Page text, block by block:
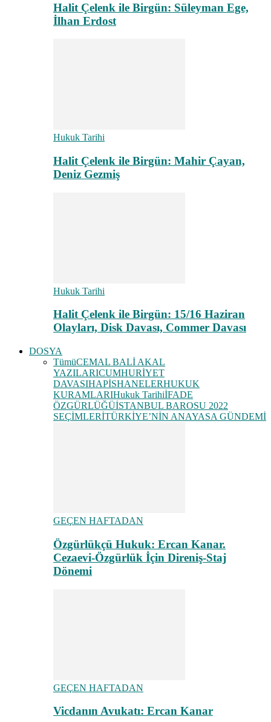
Halit Çelenk ile Birgün: Süleyman Ege,
İlhan Erdost
Hukuk Tarihi
Halit Çelenk ile Birgün: Mahir Çayan,
Deniz Gezmiş
Hukuk Tarihi
Halit Çelenk ile Birgün: 15/16 Haziran
Olayları, Disk Davası, Commer Davası
DOSYA
TümüCEMAL BALİ AKAL
YAZILARICUMHURİYET
DAVASIHAPİSHANELERHUKUK
KURAMLARIHukuk TarihiİFADE
ÖZGÜRLÜĞÜİSTANBUL BAROSU 2022
SEÇİMLERİTÜRKİYE’NİN ANAYASA GÜNDEMİ
GEÇEN HAFTADAN
Özgürlükçü Hukuk: Ercan Kanar.
Cezaevi-Özgürlük İçin Direniş-Staj
Dönemi
GEÇEN HAFTADAN
Vicdanın Avukatı: Ercan Kanar